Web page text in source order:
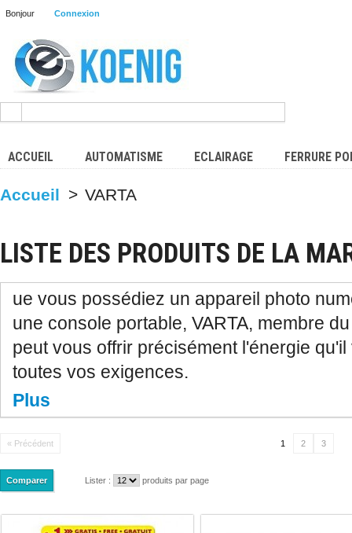
Bonjour Connexion
ACCUEIL AUTOMATISME ECLAIRAGE FERRURE
Accueil > VARTA
LISTE DES PRODUITS DE LA
ue vous possédiez un appareil photo
une console portable, VARTA, membre
peut vous offrir précisément l'énergie
toutes vos exigences.
Plus
« Précédent 1 2 3
Lister : produits par page